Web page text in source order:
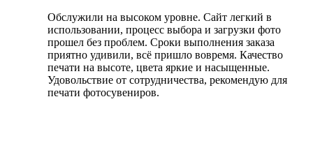
Обслужили на высоком уровне. Сайт легкий в
использовании, процесс выбора и загрузки фото
прошел без проблем. Сроки выполнения заказа
приятно удивили, всё пришло вовремя. Качество
печати на высоте, цвета яркие и насыщенные.
Удовольствие от сотрудничества, рекомендую для
печати фотосувениров.